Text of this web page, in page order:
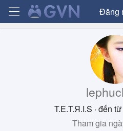
Đăng
T.E.T.Я.I.S · đến từ
Tham gia